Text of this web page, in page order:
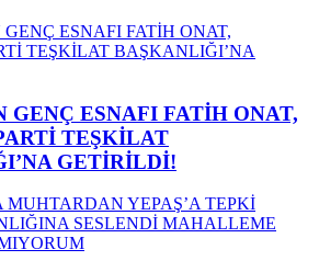
GENÇ ESNAFI FATİH ONAT,
TEŞKİLAT
GETİRİLDİ!